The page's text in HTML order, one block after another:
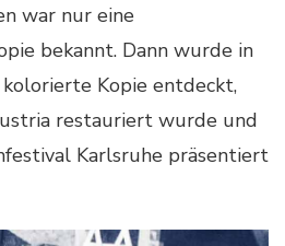
war nur eine
bekannt. Dann wurde in
kolorierte Kopie entdeckt,
restauriert wurde und
Karlsruhe präsentiert